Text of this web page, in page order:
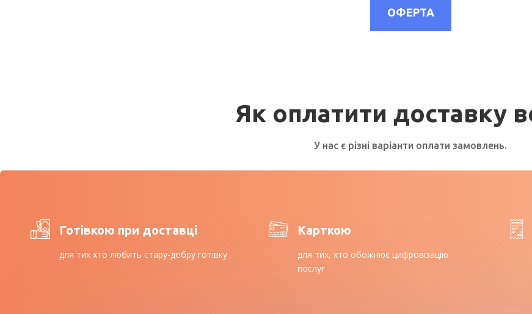
ОФЕРТА
Як оплатити доставку
У нас є різні варіанти оплати замовлень.
Готівкою при доставці
для тих хто любить стару-добру готівку
Карткою
для тих, хто обожнює цифровізацію
послуг